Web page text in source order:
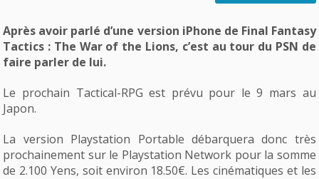
Après avoir parlé d’une version iPhone de Final Fantasy
Tactics : The War of the Lions, c’est au tour du PSN de
faire parler de lui.
Le prochain Tactical-RPG est prévu pour le 9 mars au
Japon.
La version Playstation Portable débarquera donc très
prochainement sur le Playstation Network pour la somme
de 2.100 Yens, soit environ 18.50€. Les cinématiques et les